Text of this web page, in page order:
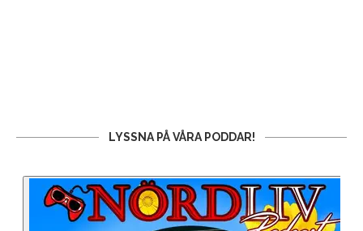
LYSSNA PÅ VÅRA PODDAR!